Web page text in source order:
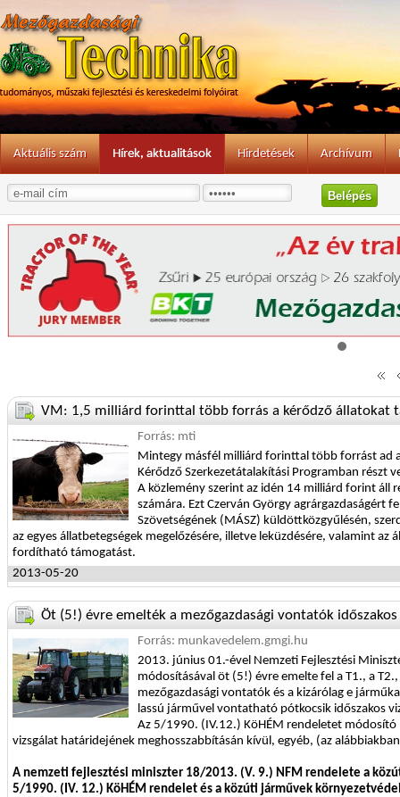
Aktuális szám Hírek, aktualitások Hirdetések Archívum
VM: 1,5 milliárd forinttal több forrás a kérődző állatokat
Forrás: mti
Mintegy másfél milliárd forinttal több forrást ad
Kérődző Szerkezetátalakítási Programban részt
A közlemény szerint az idén 14 milliárd forint áll
számára. Ezt Czerván György
Szövetségének (MÁSZ) küldöttközgyűlésén,
az egyes állatbetegségek megelőzésére, illetve leküzdésére, valamint az
fordítható támogatást.
2013-05-20
Öt (5!) évre emelték a mezőgazdasági vontatók
Forrás: munkavedelem.gmgi.hu
2013. június 01.-ével Nemzeti Fejlesztési
módosításával öt (5!) évre emelte fel a T1., a
mezőgazdasági vontatók és a kizárólag e
lassú járművel vontatható pótkocsik időszakos
Az 5/1990. (IV.12.) KöHÉM rendeletet
vizsgálat határidejének meghosszabbításán kívül, egyéb, (az
A nemzeti fejlesztési miniszter 18/2013. (V. 9.) NFM rendelete a
5/1990. (IV. 12.) KöHÉM rendelet és a közúti járművek